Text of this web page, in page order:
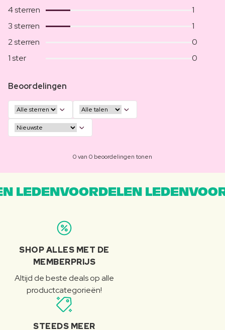
4 sterren
1
3 sterren
1
2 sterren
0
1 ster
0
Beoordelingen
0 van 0 beoordelingen tonen
LEDENVOORDELEN
SHOP ALLES MET DE
MEMBERPRIJS
Altijd de beste deals op alle
productcategorieën!
STEEDS MEER